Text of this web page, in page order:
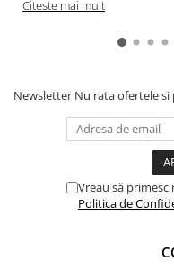
Citeste mai mult
Newsletter Nu rata ofertele
Vreau să
Politica de